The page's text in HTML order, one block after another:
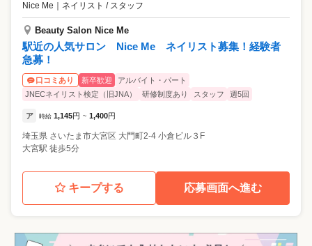
Nice Me ネイリスト / スタッフ
Beauty Salon Nice Me
駅近の人気サロン Nice Me ネイリスト募集！経験者
急募！
口コミあり 新卒歓迎
アルバイト・パート
JNECネイリスト検定（旧JNA）
研修制度あり スタッフ 週5回
ア 時給 1,145円 ~ 1,400円
埼玉県 さいたま市大宮区 大門町2-4 小倉ビル３F
大宮駅 徒歩5分
キープする 応募画面へ進む